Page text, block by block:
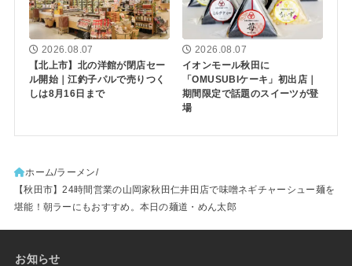
2026.08.07
【北上市】北の洋館が閉店セー
ル開始｜江釣子パルで売りつく
しは8月16日まで
2026.08.07
イオンモール秋田に
「OMUSUBIケーキ」初出店｜
期間限定で話題のスイーツが登
場
ホーム ラーメン
【秋田市】24時間営業の山岡家秋田仁井田店で味噌ネギチャーシュー麺を
堪能！朝ラーにもおすすめ。本日の麺道・めん太郎
お知らせ